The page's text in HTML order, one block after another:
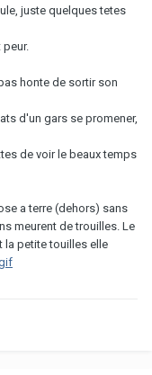
juste quelques tetes
honte de sortir son
d'un gars se promener,
de voir le beaux temps
a terre (dehors) sans
meurent de trouilles. Le
la petite touilles elle